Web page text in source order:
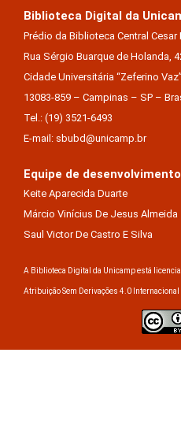
Biblioteca Digital da
Prédio da Biblioteca Central Cesar
Rua Sérgio Buarque de Holanda,
Cidade Universitária “Zeferino
13083-859 – Campinas – SP –
Tel.: (19) 3521-6493
E-mail: sbubd@unicamp.br
Equipe de
Keite Aparecida Duarte
Márcio Vinícius De Jesus Almeida
Saul Victor De Castro E Silva
A Biblioteca Digital da Unicamp está
Atribuição Sem Derivações 4.0 Internacional